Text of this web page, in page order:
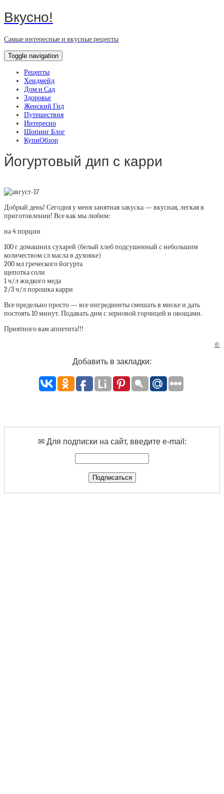
Вкусно!
Самые интересные и вкусные рецепты
Toggle navigation
Рецепты
Хендмейд
Дом и Сад
Здоровье
Женский Гид
Путешествия
Интересно
Шопинг Блог
КупиОбзор
Йогуртовый дип с карри
Добрый день! Сегодня у меня занятная закуска — вкусная, легкая в
приготовлении! Все как мы любим:
на 4 порции
100 г домашних сухарей (белый хлеб подсушенный с небольшим
количеством сл масла в духовке)
200 мл греческого йогурта
щепотка соли
1 ч/л жидкого меда
2/3 ч/л порошка карри
Все предельно просто — все ингредиенты смешать в миске и дать
постоять 10 минут. Подавать дим с зерновой горчицей и овощами.
Приятного вам аппетита!!!
©
Добавить в закладки:
✉ Для подписки на сайт, введите e-mail: